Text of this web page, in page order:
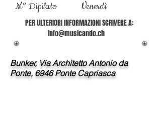
M° Dipilato Venerdì
PER ULTERIORI INFORMAZIONI SCRIVERE A:
info@musicando.ch
Bunker, Via Architetto Antonio da
Ponte, 6946 Ponte Capriasca